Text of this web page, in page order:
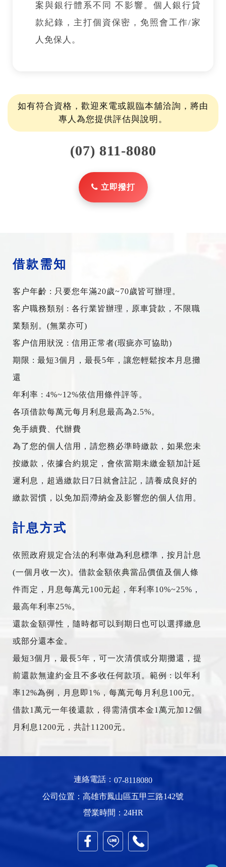
案與銀行體系不同 不影響。個人銀行貸
款紀錄，主打個資保密，免照會工作/家
人免保人。
如有符合資格，歡迎來電或親臨本舖洽詢，將由
專人為您提供評估與說明。
(07) 811-8080
立即撥打
借款需知
客户年齡 : 只要您年滿20歲~70歲皆可辦理。
客户職務類别 : 各行業皆辦理，原車貸款，不限職
業類别。(無業亦可)
客户信用狀況 : 信用正常者(瑕疵亦可協助)
期限 : 最短3個月，最長5年，讓您輕鬆按本月息攤
還
年利率 : 4%~12%依信用條件評等。
各項借款每萬元每月利息最高為2.5%。
免手續費、代辦費
為了您的個人信用，請您務必準時繳款，如果您未
按繳款，依據合約規定，會依當期未繳金額加計延
遲利息，超過繳款日7日就會註記，請養成良好的
繳款習慣，以免加罰滯納金及影響您的個人信用。
計息方式
依照政府規定合法的利率做為利息標準，按月計息
(一個月收一次)。借款金額依典當品價值及個人條
件而定，月息每萬元100元起，年利率10%~25%，
最高年利率25%。
還款金額彈性，隨時都可以到期日也可以選擇繳息
或部分還本金。
最短3個月，最長5年，可一次清償或分期攤還，提
前還款無違約金且不多收任何款項。範例 : 以年利
率12%為例，月息即1%，每萬元每月利息100元。
借款1萬元一年後還款，得需清償本金1萬元加12個
月利息1200元，共計11200元。
連絡電話： 07-8118080
公司位置：高雄市鳳山區五甲三路142號
營業時間：24HR